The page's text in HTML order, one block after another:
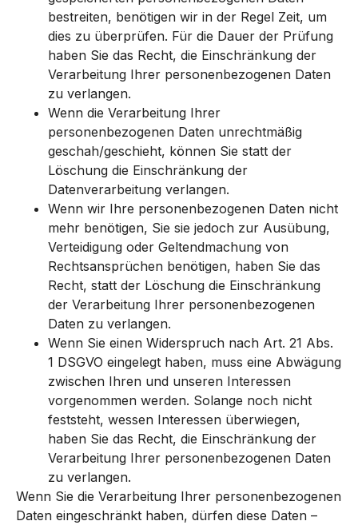
bestreiten, benötigen wir in der Regel Zeit, um
dies zu überprüfen. Für die Dauer der Prüfung
haben Sie das Recht, die Einschränkung der
Verarbeitung Ihrer personenbezogenen Daten
zu verlangen.
Wenn die Verarbeitung Ihrer
personenbezogenen Daten unrechtmäßig
geschah/geschieht, können Sie statt der
Löschung die Einschränkung der
Datenverarbeitung verlangen.
Wenn wir Ihre personenbezogenen Daten nicht
mehr benötigen, Sie sie jedoch zur Ausübung,
Verteidigung oder Geltendmachung von
Rechtsansprüchen benötigen, haben Sie das
Recht, statt der Löschung die Einschränkung
der Verarbeitung Ihrer personenbezogenen
Daten zu verlangen.
Wenn Sie einen Widerspruch nach Art. 21 Abs.
1 DSGVO eingelegt haben, muss eine Abwägung
zwischen Ihren und unseren Interessen
vorgenommen werden. Solange noch nicht
feststeht, wessen Interessen überwiegen,
haben Sie das Recht, die Einschränkung der
Verarbeitung Ihrer personenbezogenen Daten
zu verlangen.
Wenn Sie die Verarbeitung Ihrer personenbezogenen
Daten eingeschränkt haben, dürfen diese Daten –